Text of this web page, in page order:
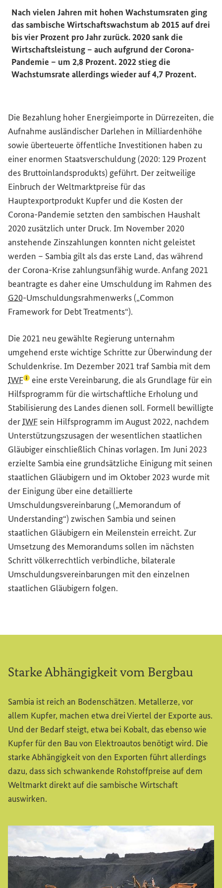
Nach vielen Jahren mit hohen Wachstumsraten ging
das sambische Wirtschaftswachstum ab 2015 auf drei
bis vier Prozent pro Jahr zurück. 2020 sank die
Wirtschaftsleistung – auch aufgrund der Corona-
Pandemie – um 2,8 Prozent. 2022 stieg die
Wachstumsrate allerdings wieder auf 4,7 Prozent.
Die Bezahlung hoher Energieimporte in Dürrezeiten, die
Aufnahme ausländischer Darlehen in Milliardenhöhe
sowie überteuerte öffentliche Investitionen haben zu
einer enormen Staatsverschuldung (2020: 129 Prozent
des Bruttoinlandsprodukts) geführt. Der zeitweilige
Einbruch der Weltmarktpreise für das
Hauptexportprodukt Kupfer und die Kosten der
Corona-Pandemie setzten den sambischen Haushalt
2020 zusätzlich unter Druck. Im November 2020
anstehende Zinszahlungen konnten nicht geleistet
werden – Sambia gilt als das erste Land, das während
der Corona-Krise zahlungsunfähig wurde. Anfang 2021
beantragte es daher eine Umschuldung im Rahmen des
G20-Umschuldungsrahmenwerks („Common
Framework for Debt Treatments“).
Die 2021 neu gewählte Regierung unternahm
umgehend erste wichtige Schritte zur Überwindung der
Schuldenkrise. Im Dezember 2021 traf Sambia mit dem
IWF(Lexikon-Eintrag zum Begriff aufrufen)
eine erste Vereinbarung, die als Grundlage für ein
Hilfsprogramm für die wirtschaftliche Erholung und
Stabilisierung des Landes dienen soll. Formell bewilligte
derIWF sein Hilfsprogramm im August 2022, nachdem
Unterstützungszusagen der wesentlichen staatlichen
Gläubiger einschließlich Chinas vorlagen. Im Juni 2023
erzielte Sambia eine grundsätzliche Einigung mit seinen
staatlichen Gläubigern und im Oktober 2023 wurde mit
der Einigung über eine detaillierte
Umschuldungsvereinbarung („Memorandum of
Understanding“) zwischen Sambia und seinen
staatlichen Gläubigern ein Meilenstein erreicht. Zur
Umsetzung des Memorandums sollen im nächsten
Schritt völkerrechtlich verbindliche, bilaterale
Umschuldungsvereinbarungen mit den einzelnen
staatlichen Gläubigern folgen.
Starke Abhängigkeit vom Bergbau
Sambia ist reich an Bodenschätzen. Metallerze, vor
allem Kupfer, machen etwa drei Viertel der Exporte aus.
Und der Bedarf steigt, etwa bei Kobalt, das ebenso wie
Kupfer für den Bau von Elektroautos benötigt wird. Die
starke Abhängigkeit von den Exporten führt allerdings
dazu, dass sich schwankende Rohstoffpreise auf dem
Weltmarkt direkt auf die sambische Wirtschaft
auswirken.